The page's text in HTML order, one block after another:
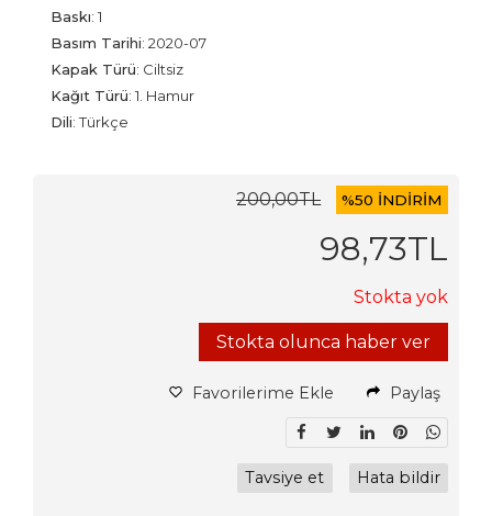
Baskı: 1
Basım Tarihi: 2020-07
Kapak Türü: Ciltsiz
Kağıt Türü: 1. Hamur
Dili:Türkçe
200,00TL %50 İNDİRİM
98,73TL
Stokta yok
Stokta olunca haber ver
Favorilerime Ekle Paylaş
Tavsiye et Hata bildir